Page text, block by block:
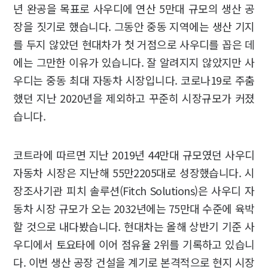
년 완공을 목표로 사우디에 연산 5만대 규모의 생산 공
장을 짓기로 했습니다. 그동안 중동 지역에는 생산 기지
를 두지 않았던 현대차가 첫 거점으로 사우디를 꼽은 데
에는 그만한 이유가 있습니다. 잘 알려지지 않았지만 사
우디는 중동 최대 자동차 시장입니다. 코로나19로 주춤
했던 지난 2020년을 제외하고 꾸준히 시장규모가 커졌
습니다.
코트라에 따르면 지난 2019년 44만대 규모였던 사우디
자동차 시장은 지난해 55만2205대로 성장했습니다. 시
장조사기관 피치 솔루션(Fitch Solutions)은 사우디 자
동차 시장 규모가 오는 2032년에는 75만대 수준에 육박
할 것으로 내다봤습니다. 현대차는 올해 상반기 기준 사
우디에서 토요타에 이어 점유율 2위를 기록하고 있습니
다. 이번 생산 공장 건설을 계기로 본격적으로 현지 시장